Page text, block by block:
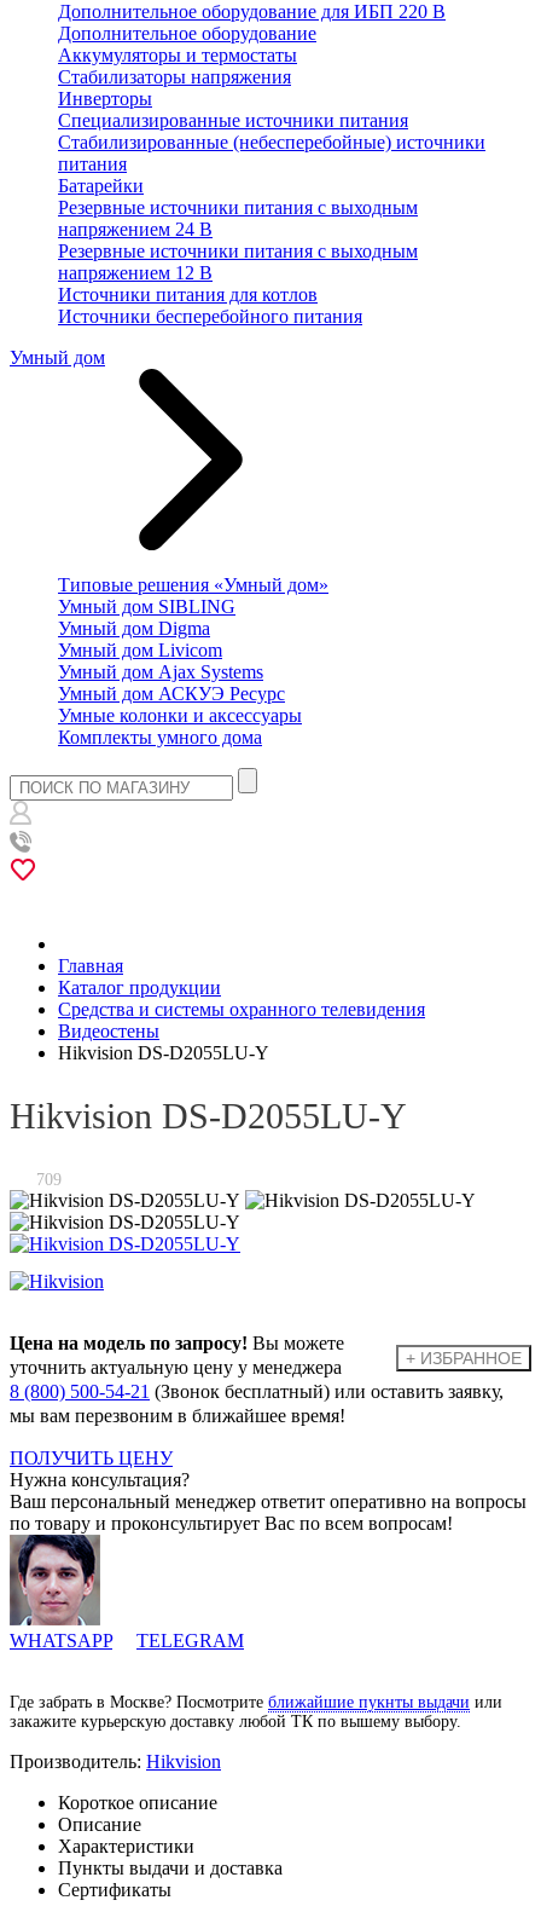
Дополнительное оборудование для ИБП 220 В
Дополнительное оборудование
Аккумуляторы и термостаты
Стабилизаторы напряжения
Инверторы
Специализированные источники питания
Стабилизированные (небесперебойные) источники
питания
Батарейки
Резервные источники питания с выходным
напряжением 24 В
Резервные источники питания с выходным
напряжением 12 В
Источники питания для котлов
Источники бесперебойного питания
Умный дом
Типовые решения «Умный дом»
Умный дом SIBLING
Умный дом Digma
Умный дом Livicom
Умный дом Ajax Systems
Умный дом АСКУЭ Ресурс
Умные колонки и аксессуары
Комплекты умного дома
Главная
Каталог продукции
Средства и системы охранного телевидения
Видеостены
Hikvision DS-D2055LU-Y
Hikvision DS-D2055LU-Y
709
Цена на модель по запросу! Вы можете
уточнить актуальную цену у менеджера
8 (800) 500-54-21 (Звонок бесплатный) или оставить заявку,
мы вам перезвоним в ближайшее время!
ПОЛУЧИТЬ ЦЕНУ
Нужна консультация?
Ваш персональный менеджер ответит оперативно на вопросы
по товару и проконсультирует Вас по всем вопросам!
WHATSAPP TELEGRAM
Где забрать в Москве? Посмотрите ближайшие пукнты выдачи или
закажите курьерскую доставку любой ТК по вышему выбору.
Производитель: Hikvision
Короткое описание
Описание
Характеристики
Пункты выдачи и доставка
Сертификаты